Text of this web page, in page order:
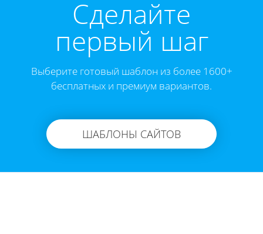
Cделайте
первый шаг
Выберите готовый шаблон из более 1600+
бесплатных и премиум вариантов.
ШАБЛОНЫ САЙТОВ